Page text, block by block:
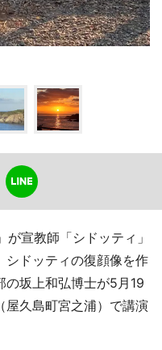
宣教師「シドッティ」
シドッティの復顔像を作
の坂上和弘博士が5月19
屋久島町宮之浦）で講演